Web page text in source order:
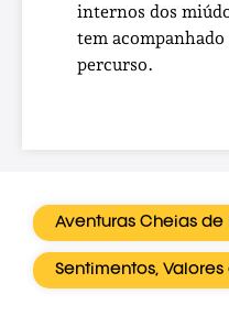
internos dos
tem acompanhado
percurso.
Aventuras Cheias de
Sentimentos,